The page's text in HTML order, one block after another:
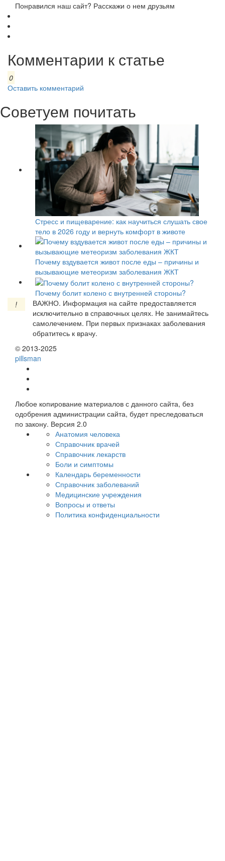
Понравился наш сайт? Расскажи о нем друзьям
Комментарии к статье
0
Оставить комментарий
Советуем почитать
Стресс и пищеварение: как научиться слушать свое
тело в 2026 году и вернуть комфорт в животе
Почему вздувается живот после еды – причины и
вызывающие метеоризм заболевания ЖКТ
Почему болит колено с внутренней стороны?
!
ВАЖНО. Информация на сайте предоставляется
исключительно в справочных целях. Не занимайтесь
самолечением. При первых признаках заболевания
обратитесь к врачу.
© 2013-2025
pillsman
Любое копирование материалов с данного сайта, без
одобрения администрации сайта, будет преследоваться
по закону. Версия 2.0
Анатомия человека
Справочник врачей
Справочник лекарств
Боли и симптомы
Календарь беременности
Справочник заболеваний
Медицинские учреждения
Вопросы и ответы
Политика конфиденциальности